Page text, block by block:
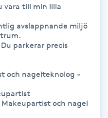
vara till min lilla
avslappnande miljö
parkerar precis
och nagelteknolog -
och nagel